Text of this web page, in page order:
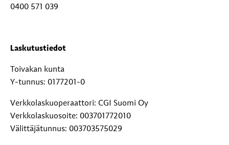
0400 571 039
Laskutustiedot
Toivakan kunta
Y-tunnus: 0177201-0
Verkkolaskuoperaattori: CGI Suomi Oy
Verkkolaskuosoite: 003701772010
Välittäjätunnus: 003703575029